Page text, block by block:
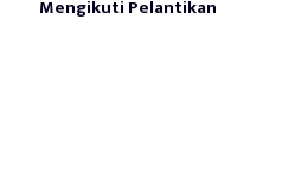
Mengikuti Pelantikan